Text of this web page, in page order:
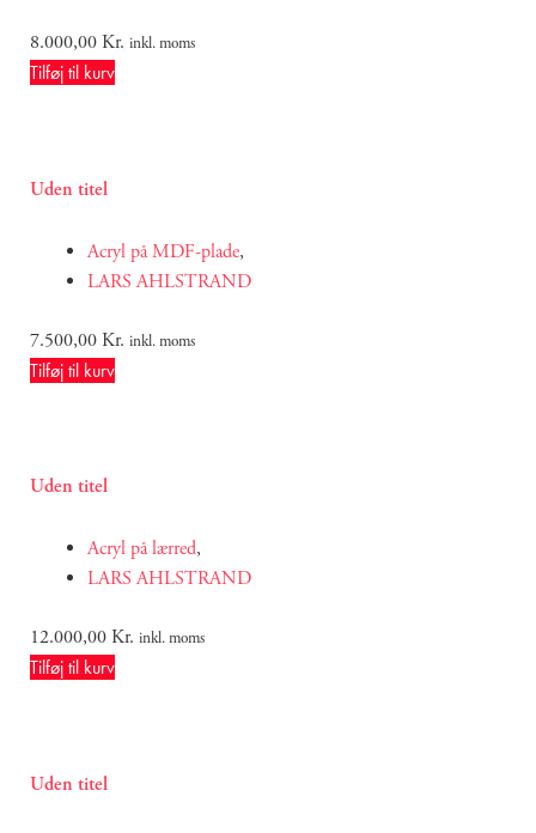
8.000,00Kr. inkl. moms
Tilføj til kurv
Uden titel
Acryl på MDF-plade,
LARS AHLSTRAND
7.500,00Kr. inkl. moms
Tilføj til kurv
Uden titel
Acryl på lærred,
LARS AHLSTRAND
12.000,00Kr. inkl. moms
Tilføj til kurv
Uden titel